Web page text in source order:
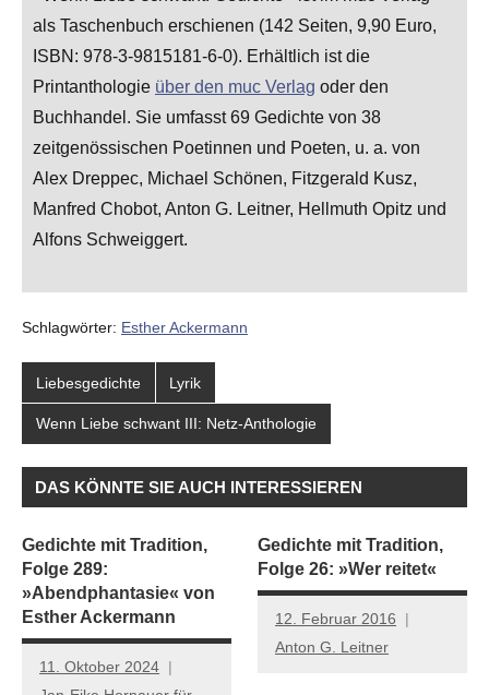
als Taschenbuch erschienen (142 Seiten, 9,90 Euro,
ISBN: 978-3-9815181-6-0). Erhältlich ist die
Printanthologie über den muc Verlag oder den
Buchhandel. Sie umfasst 69 Gedichte von 38
zeitgenössischen Poetinnen und Poeten, u. a. von
Alex Dreppec, Michael Schönen, Fitzgerald Kusz,
Manfred Chobot, Anton G. Leitner, Hellmuth Opitz und
Alfons Schweiggert.
Schlagwörter: Esther Ackermann
Liebesgedichte Lyrik
Wenn Liebe schwant III: Netz-Anthologie
DAS KÖNNTE SIE AUCH INTERESSIEREN
Gedichte mit Tradition,
Folge 289:
»Abendphantasie« von
Esther Ackermann
11. Oktober 2024
Gedichte mit Tradition,
Folge 26: »Wer reitet«
12. Februar 2016
Anton G. Leitner